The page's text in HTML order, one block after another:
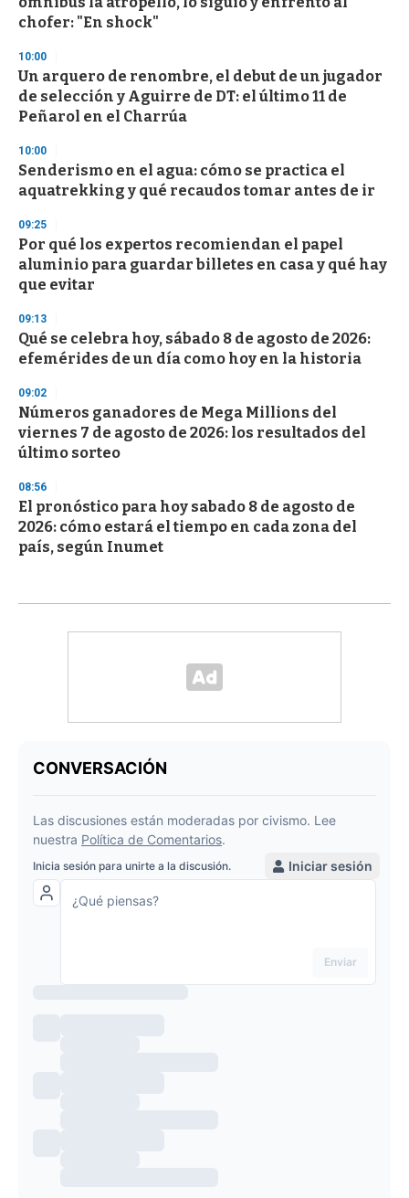
c
o
d
s
chofer: "En shock"
10:00
Un arquero de renombre, el debut de un jugador
de selección y Aguirre de DT: el último 11 de
Peñarol en el Charrúa
10:00
Senderismo en el agua: cómo se practica el
aquatrekking y qué recaudos tomar antes de ir
09:25
Por qué los expertos recomiendan el papel
aluminio para guardar billetes en casa y qué hay
que evitar
09:13
Qué se celebra hoy, sábado 8 de agosto de 2026:
efemérides de un día como hoy en la historia
09:02
Números ganadores de Mega Millions del
viernes 7 de agosto de 2026: los resultados del
último sorteo
08:56
El pronóstico para hoy sabado 8 de agosto de
2026: cómo estará el tiempo en cada zona del
país, según Inumet